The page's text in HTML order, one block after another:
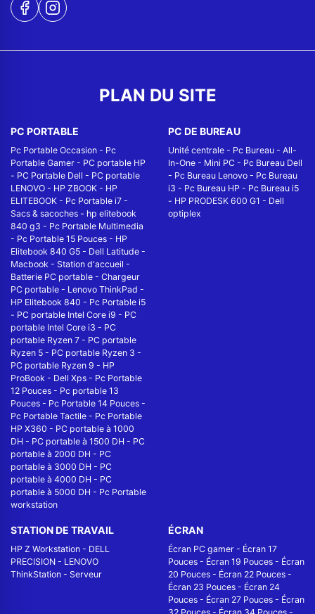
PLAN DU SITE
PC PORTABLE
Pc Portable Occasion - Pc
Portable Gamer - PC portable HP
- PC Portable Dell - PC portable
LENOVO - HP ZBOOK - HP
ELITEBOOK - Pc Portable i7 -
Sacs & sacoches - hp elitebook
840 g3 - Pc Portable Multimedia
- Pc Portable 15 Pouces - HP
Elitebook 840 G5 - Dell Latitude -
Macbook - Station d'accueil -
Batterie PC portable - Chargeur
PC portable - Lenovo ThinkPad -
HP Elitebook 840 - Pc Portable i5
- PC portable Intel Core i9 - PC
portable Intel Core i3 - PC
portable Ryzen 7 - PC portable
Ryzen 5 - PC portable Ryzen 3 -
PC portable Ryzen 9 - HP
ProBook - Dell Xps - Pc Portable
12 Pouces - Pc portable 13
Pouces - Pc Portable 14 Pouces -
Pc Portable Tactile - Pc Portable
HP X360 - PC portable à 1000
DH - PC portable à 1500 DH - PC
portable à 2000 DH - PC
portable à 3000 DH - PC
portable à 4000 DH - PC
portable à 5000 DH - Pc Portable
workstation
PC DE BUREAU
Unité centrale - Pc Bureau - All-
In-One - Mini PC - Pc Bureau Dell
- Pc Bureau Lenovo - Pc Bureau
i3 - Pc Bureau HP - Pc Bureau i5
- HP PRODESK 600 G1 - Dell
optiplex
STATION DE TRAVAIL
HP Z Workstation - DELL
PRECISION - LENOVO
ThinkStation - Serveur
ÉCRAN
Écran PC gamer - Écran 17
Pouces - Écran 19 Pouces - Écran
20 Pouces - Écran 22 Pouces -
Écran 23 Pouces - Écran 24
Pouces - Écran 27 Pouces - Écran